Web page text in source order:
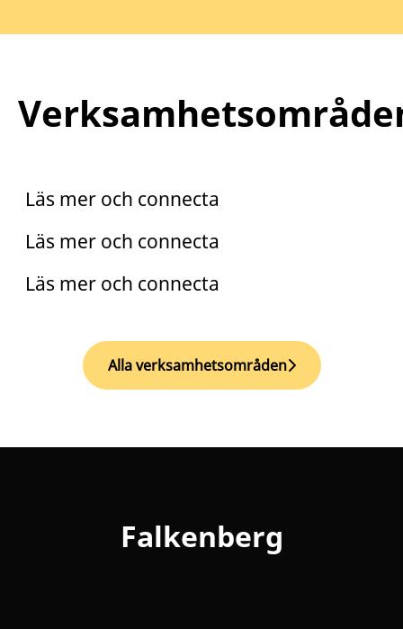
Läs mer och connecta
Läs mer och connecta
Läs mer och connecta
Alla verksamhetsområden
Falkenberg